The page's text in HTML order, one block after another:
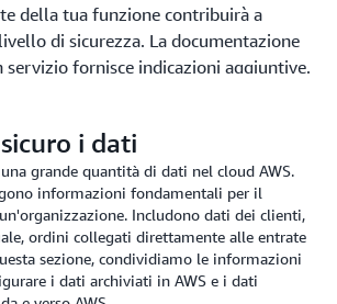
della tua funzione contribuirà a
di sicurezza. La documentazione
servizio fornisce indicazioni aggiuntive.
Lambda può richiedere
IAM specifici. Maggiori dettagli
sezioneAutorizzazionidella AWS
Guide.
i dati
grande quantità di dati nel cloud AWS.
informazioni fondamentali per il
Includono dati dei clienti,
ordini collegati direttamente alle entrate
sezione, condividiamo le informazioni
i dati archiviati in AWS e i dati